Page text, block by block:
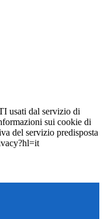
usati dal servizio di
sui cookie di
del servizio predisposta